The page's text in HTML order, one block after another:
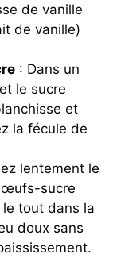
de vanille
de vanille)
: Dans un
le sucre
et
la fécule de
lentement le
œufs-sucre
tout dans la
doux sans